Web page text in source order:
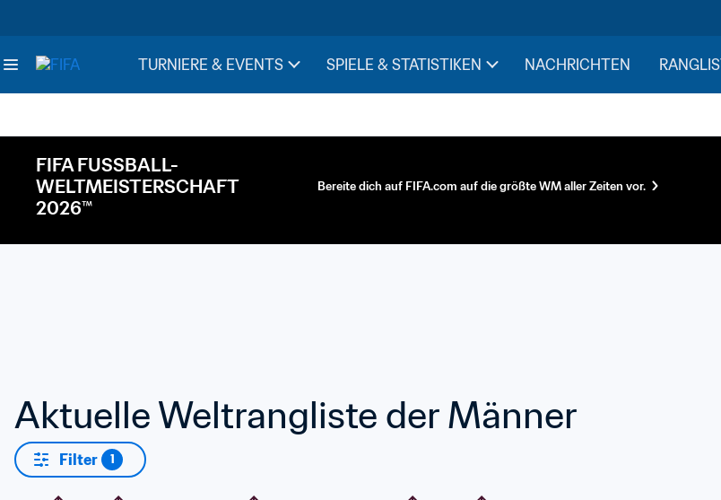
TURNIERE & EVENTS SPIELE & STATISTIKEN NACHRICHTEN
FIFA FUSSBALL-
WELTMEISTERSCHAFT
2026™
Bereite dich auf FIFA.com auf die größte WM aller Zeiten vor.
FIFA/Coca-Cola-Weltrangliste
Aktuelle Weltrangliste der Männer
Filter 1